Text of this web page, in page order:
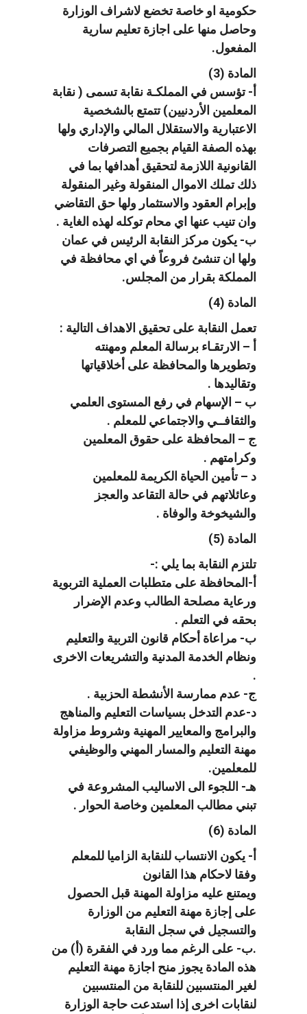
حكومية او خاصة تخضع لاشراف الوزارة
وحاصل منها على اجازة تعليم سارية
المفعول.
المادة (3)
أ- تؤسس في المملكـة نقابة تسمى ( نقابة
المعلمين الأردنيين) تتمتع بالشخصية
الاعتبارية والاستقلال المالي والإداري ولها
بهذه الصفة القيام بجميع التصرفات
القانونية اللازمة لتحقيق أهدافها بما في
ذلك تملك الاموال المنقولة وغير المنقولة
وإبرام العقود والاستثمار ولها حق التقاضي
وان تنيب عنها اي محام توكله لهذه الغاية .
ب- يكون مركز النقابة الرئيس في عمان
ولها ان تنشئ فروعاً في اي محافظة في
المملكة بقرار من المجلس.
المادة (4)
تعمل النقابة على تحقيق الاهداف التالية :
أ – الارتقـاء برسالة المعلم ومهنته
وتطويرها والمحافظة على أخلاقياتها
وتقاليدها .
ب – الإسهام في رفع المستوى العلمي
والثقافــي والاجتماعي للمعلم .
ج – المحافظة على حقوق المعلمين
وكرامتهم .
د – تأمين الحياة الكريمة للمعلمين
وعائلاتهم في حالة التقاعد والعجز
والشيخوخة والوفاة .
المادة (5)
تلتزم النقابة بما يلي :-
أ-المحافظة على متطلبات العملية التربوية
ورعاية مصلحة الطالب وعدم الإضرار
بحقه في التعلم .
ب- مراعاة أحكام قانون التربية والتعليم
ونظام الخدمة المدنية والتشريعات الاخرى
.
ج- عدم ممارسة الأنشطة الحزبية .
د-عدم التدخل بسياسات التعليم والمناهج
والبرامج والمعايير المهنية وشروط مزاولة
مهنة التعليم والمسار المهني والوظيفي
للمعلمين.
هـ- اللجوء الى الاساليب المشروعة في
تبني مطالب المعلمين وخاصة الحوار .
المادة (6)
أ- يكون الانتساب للنقابة الزاميا للمعلم
وفقا لاحكام هذا القانون
ويمتنع عليه مزاولة المهنة قبل الحصول
على إجازة مهنة التعليم من الوزارة
والتسجيل في سجل النقابة
.ب- على الرغم مما ورد في الفقرة (أ) من
هذه المادة يجوز منح اجازة مهنة التعليم
لغير المنتسبين للنقابة من المنتسبين
لنقابات اخرى إذا استدعت حاجة الوزارة